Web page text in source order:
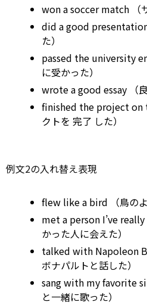
won a soccermatch
did a good
た）
passed the university
に受かった）
wrote a good essay （
finished the projecton
クトを 完了 した）
例文2の入れ替え表現
flew like a bird （鳥のよ
met a person I’ve
かった人に会えた）
talked with Napoleon
ボナパルトと話した）
sangwith my favorite
と一緒に歌った）